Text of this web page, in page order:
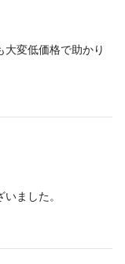
大変低価格で助かり
ました。